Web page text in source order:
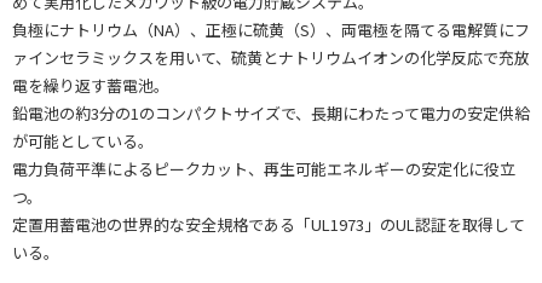
負極にナトリウム（NA）、正極に硫黄（S）、両電極を隔てる電解質にフ
ァインセラミックスを用いて、硫黄とナトリウムイオンの化学反応で充放
電を繰り返す蓄電池。
鉛電池の約3分の1のコンパクトサイズで、長期にわたって電力の安定供給
が可能としている。
電力負荷平準によるピークカット、再生可能エネルギーの安定化に役立
つ。
定置用蓄電池の世界的な安全規格である「UL1973」のUL認証を取得して
いる。